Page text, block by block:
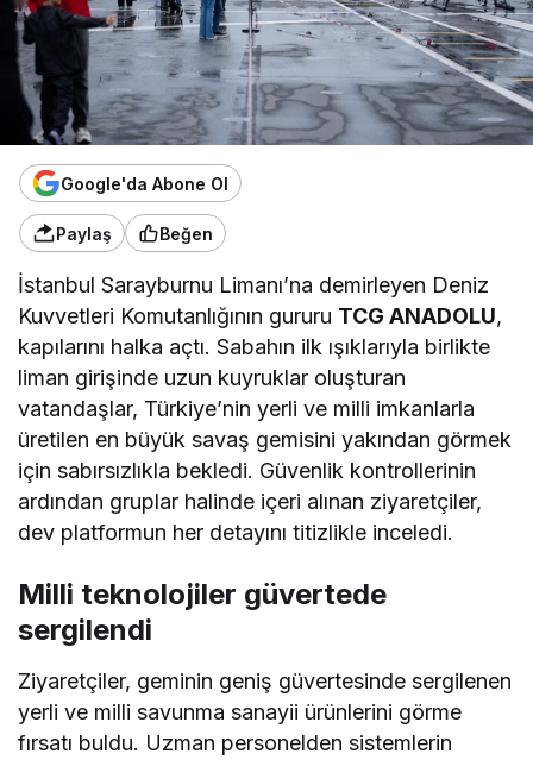
Google'da Abone Ol
Paylaş Beğen
İstanbul Sarayburnu Limanı’na demirleyen Deniz
Kuvvetleri Komutanlığının gururu TCG ANADOLU,
kapılarını halka açtı. Sabahın ilk ışıklarıyla birlikte
liman girişinde uzun kuyruklar oluşturan
vatandaşlar, Türkiye’nin yerli ve milli imkanlarla
üretilen en büyük savaş gemisini yakından görmek
için sabırsızlıkla bekledi. Güvenlik kontrollerinin
ardından gruplar halinde içeri alınan ziyaretçiler,
dev platformun her detayını titizlikle inceledi.
Milli teknolojiler güvertede
sergilendi
Ziyaretçiler, geminin geniş güvertesinde sergilenen
yerli ve milli savunma sanayii ürünlerini görme
fırsatı buldu. Uzman personelden sistemlerin